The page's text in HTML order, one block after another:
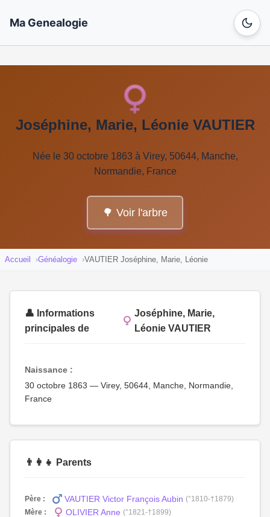
Ma Genealogie
Joséphine, Marie, Léonie VAUTIER
Née le 30 octobre 1863 à Virey, 50644, Manche,
Normandie, France
🌳 Voir l'arbre
Accueil Généalogie VAUTIER Joséphine, Marie, Léonie
👤 Informations
principales de
Joséphine, Marie,
Léonie VAUTIER
Naissance :
30 octobre 1863 — Virey, 50644, Manche, Normandie,
France
👨‍👩‍👧 Parents
Père : VAUTIER Victor François Aubin (°1810-†1879)
Mère :
OLIVIER Anne (°1821-†1899)